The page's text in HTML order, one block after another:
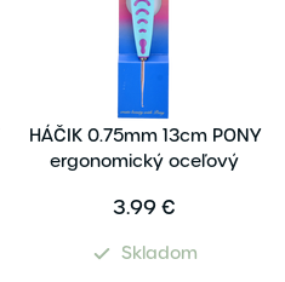
HÁČIK 0.75mm 13cm PONY
ergonomický oceľový
3.99 €
Skladom